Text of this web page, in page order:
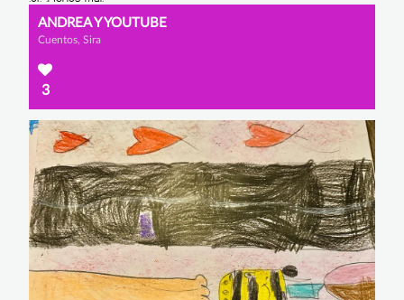
ANDREA Y YOUTUBE
Cuentos, Sira
3